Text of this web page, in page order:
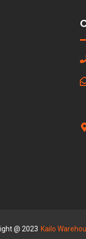
@ 2023 Kailo